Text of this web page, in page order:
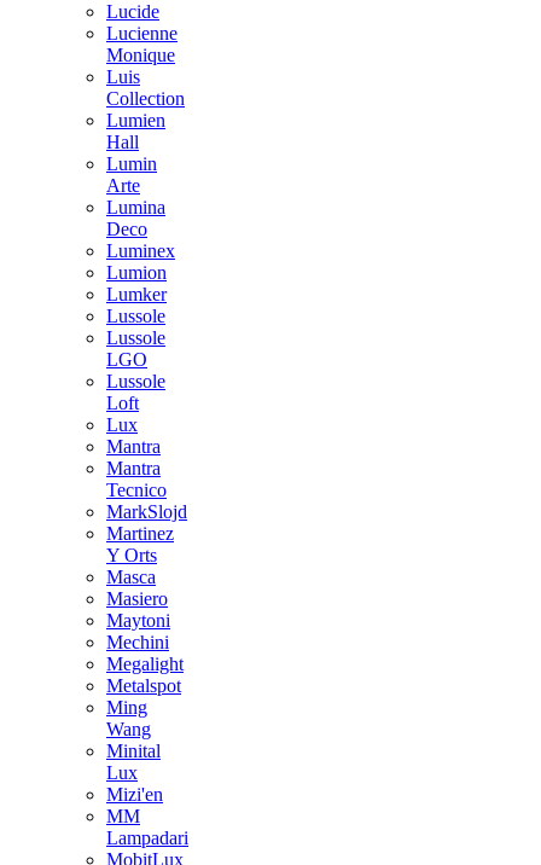
Lucide
Lucienne
Monique
Luis
Collection
Lumien
Hall
Lumin
Arte
Lumina
Deco
Luminex
Lumion
Lumker
Lussole
Lussole
LGO
Lussole
Loft
Lux
Mantra
Mantra
Tecnico
MarkSlojd
Martinez
Y Orts
Masca
Masiero
Maytoni
Mechini
Megalight
Metalspot
Ming
Wang
Minital
Lux
Mizi'en
MM
Lampadari
MobitLux